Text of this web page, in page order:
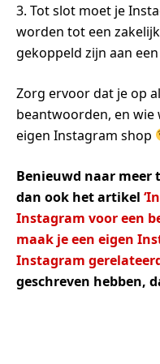
3. Tot slot moet je
worden tot een
gekoppeld zijn aan
Zorg ervoor dat je op al
beantwoorden, en
eigen Instagram shop
Benieuwd naar meer
dan ook het artikel
Instagram voor een
maak je een eigen
Instagram
geschreven hebben,